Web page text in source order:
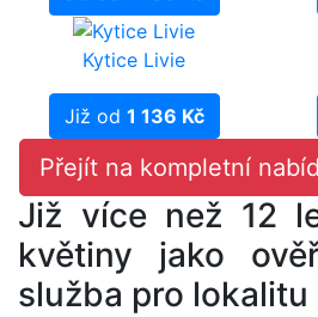
Kytice Livie
Již od 1 136 Kč
Přejít na kompletní
Již více než 12
květiny jako
služba pro lokalitu